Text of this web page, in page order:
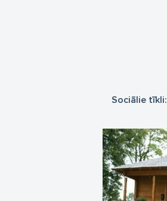
Sociālie tīkli: